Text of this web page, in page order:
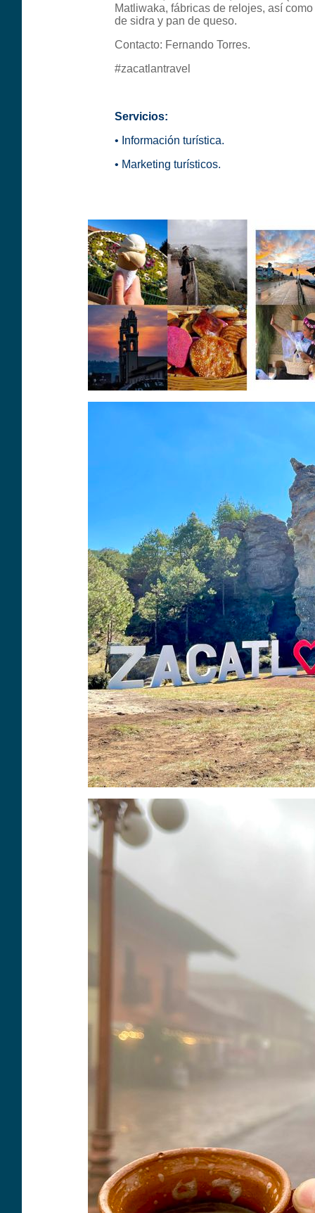
Matliwaka, fábricas de relojes, así
de sidra y pan de queso.
Contacto: Fernando Torres.
#zacatlantravel
Servicios:
• Información turística.
• Marketing turísticos.